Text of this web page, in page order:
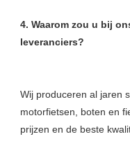
4. Waarom zou u bij
Wij produceren al jaren
motorfietsen, boten en